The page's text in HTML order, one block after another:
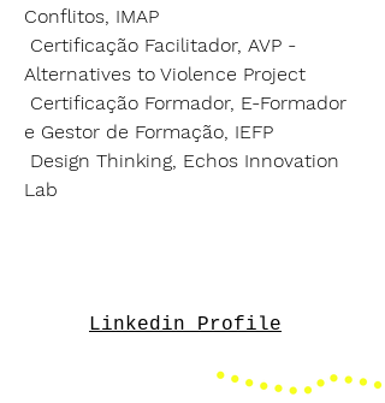
Conflitos, IMAP
Certificação Facilitador, AVP -
Alternatives to Violence Project
Certificação Formador, E-Formador
e Gestor de Formação, IEFP
Design Thinking, Echos Innovation
Lab
Linkedin Profile